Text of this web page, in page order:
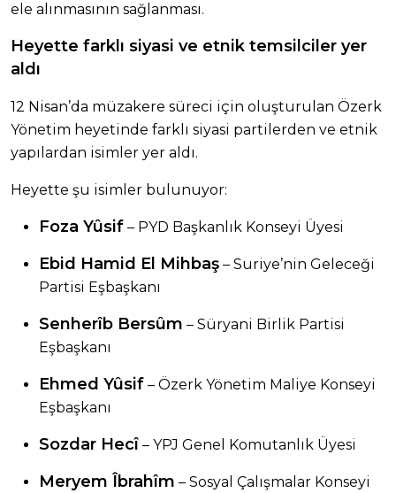
ele alınmasının sağlanması.
Heyette farklı siyasi ve etnik temsilciler yer
aldı
12 Nisan’da müzakere süreci için oluşturulan Özerk
Yönetim heyetinde farklı siyasi partilerden ve etnik
yapılardan isimler yer aldı.
Heyette şu isimler bulunuyor:
Foza Yûsif – PYD Başkanlık Konseyi Üyesi
Ebid Hamid El Mihbaş – Suriye’nin Geleceği
Partisi Eşbaşkanı
Senherîb Bersûm – Süryani Birlik Partisi
Eşbaşkanı
Ehmed Yûsif – Özerk Yönetim Maliye Konseyi
Eşbaşkanı
Sozdar Hecî – YPJ Genel Komutanlık Üyesi
Meryem Îbrahîm – Sosyal Çalışmalar Konseyi